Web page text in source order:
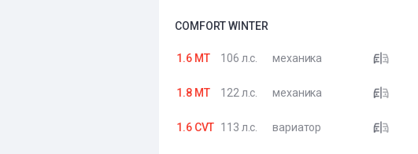
COMFORT WINTER
1.6 MT 106 л.с. механика
1.8 MT 122 л.с. механика
1.6 CVT 113 л.с. вариатор